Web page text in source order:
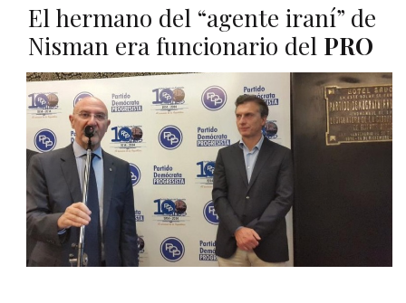
El hermano del “agente iraní” de
Nisman era funcionario del PRO